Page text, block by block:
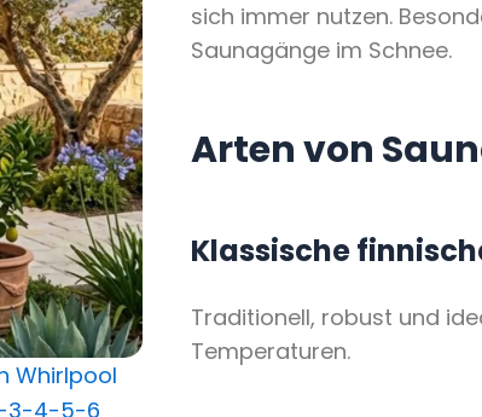
sich immer nutzen.
Saunagänge im Schnee.
Arten von
Klassische
Traditionell, robust und
Temperaturen.